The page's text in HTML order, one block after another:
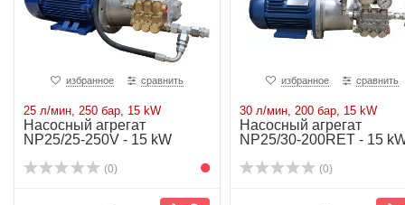
избранное сравнить
25 л/мин, 250 бар, 15 kW
Насосный агрегат
NP25/25-250V - 15 kW
(0)
избранное сравнить
30 л/мин, 200 бар, 15 kW
Насосный агрегат
NP25/30-200RET - 15
(0)